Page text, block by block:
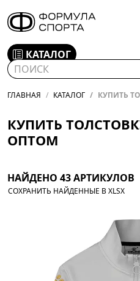
КАТАЛОГ
ГЛАВНАЯ КАТАЛОГ КУПИТЬ
КУПИТЬ
ОПТОМ
НАЙДЕНО 43 АРТИКУЛОВ
СОХРАНИТЬ НАЙДЕННЫЕ В XLSX